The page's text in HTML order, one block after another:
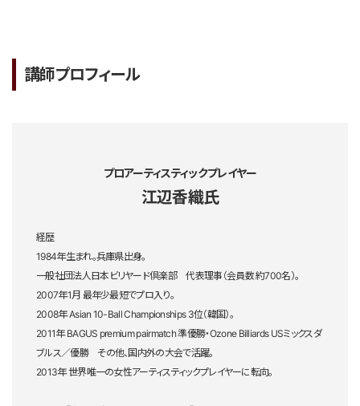
講師プロフィール
プロアーティスティックプレイヤー
江辺香織氏
経歴
1984年生まれ。兵庫県出身。
一般社団法人日本ビリヤード倶楽部 代表理事（会員数 約700名）。
2007年1月 最年少最短でプロ入り。
2008年 Asian 10-Ball Championships 3位（韓国）。
2011年 BAGUS premium pairmatch 準優勝・Ozone Billiards USミックスダ
ブルス／優勝 その他、国内外の大会で活躍。
2013年 世界唯一の女性アーティスティックプレイヤーに転向。